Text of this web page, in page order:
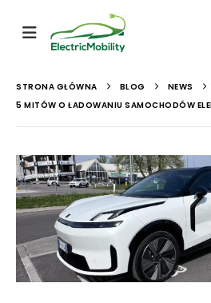
STRONA GŁÓWNA BLOG
NEWS
5 MITÓW O ŁADOWANIU SAMOCHODÓW